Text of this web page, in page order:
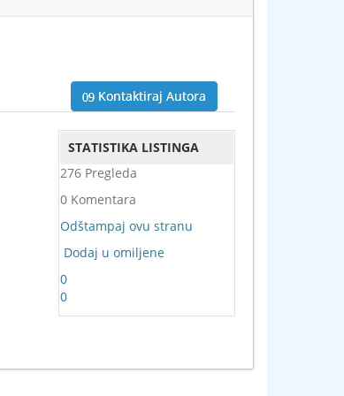
Kontaktiraj Autora
STATISTIKA LISTINGA
276 Pregleda
0 Komentara
Odštampaj ovu stranu
Dodaj u omiljene
0
0